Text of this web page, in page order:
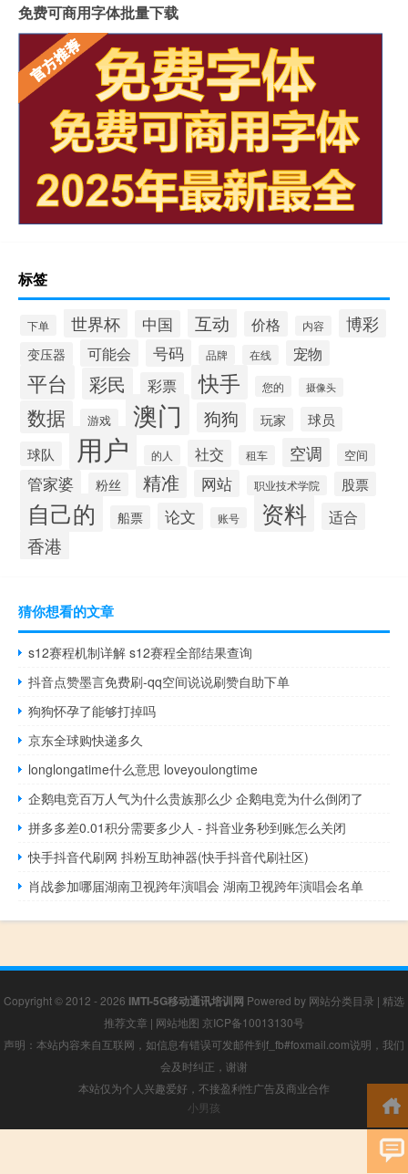
免费可商用字体批量下载
标签
下单 世界杯 中国 互动 价格 内容 博彩
变压器 可能会 号码 品牌 在线 宠物
平台 彩民 彩票 快手 您的 摄像头
数据 游戏 澳门 狗狗 玩家
球员
球队
用户 的人 社交 租车 空调 空间
管家婆 粉丝 精准 网站 职业技术学院 股票
自己的 船票 论文 账号 资料 适合
香港
猜你想看的文章
s12赛程机制详解 s12赛程全部结果查询
抖音点赞墨言免费刷-qq空间说说刷赞自助下单
狗狗怀孕了能够打掉吗
京东全球购快递多久
longlongatime什么意思 loveyoulongtime
企鹅电竞百万人气为什么贵族那么少 企鹅电竞为什么倒闭了
拼多多差0.01积分需要多少人 - 抖音业务秒到账怎么关闭
快手抖音代刷网 抖粉互助神器(快手抖音代刷社区)
肖战参加哪届湖南卫视跨年演唱会 湖南卫视跨年演唱会名单
Copyright © 2012 - 2026 IMTI-5G移动通讯培训网 Powered by 网站分类目录 | 精选
推荐文章 | 网站地图 京ICP备10013130号
声明：本站内容来自互联网，如信息有错误可发邮件到f_fb#foxmail.com说明，我们
会及时纠正，谢谢
本站仅为个人兴趣爱好，不接盈利性广告及商业合作
小男孩